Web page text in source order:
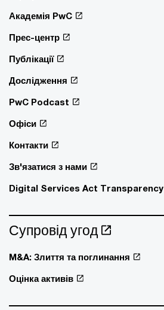
Академія PwC
Прес-центр
Публікації
Дослідження
PwC Podcast
Офіси
Контакти
Зв'язатися з нами
Digital Services Act Transparency
Супровід угод
M&A: Злиття та поглинання
Оцінка активів